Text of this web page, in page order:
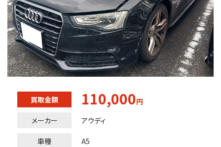
買取金額 110,000円
メーカー
アウディ
車種 A5